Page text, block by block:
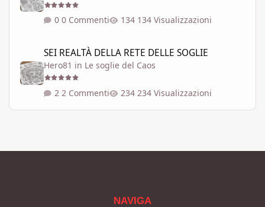
0 Commenti 134 Visualizzazioni
SEI REALTÀ DELLA RETE DELLE SOGLIE
Hero81 in Le soglie del Caos
2 Commenti 234 Visualizzazioni
NAVIGA